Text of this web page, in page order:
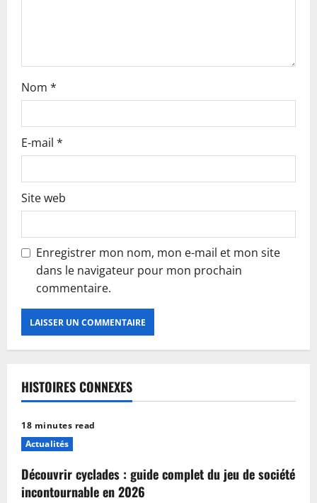
Nom *
E-mail *
Site web
Enregistrer mon nom, mon e-mail et mon site
dans le navigateur pour mon prochain
commentaire.
HISTOIRES CONNEXES
18 minutes read
Actualités
Découvrir cyclades : guide complet du jeu de société
incontournable en 2026